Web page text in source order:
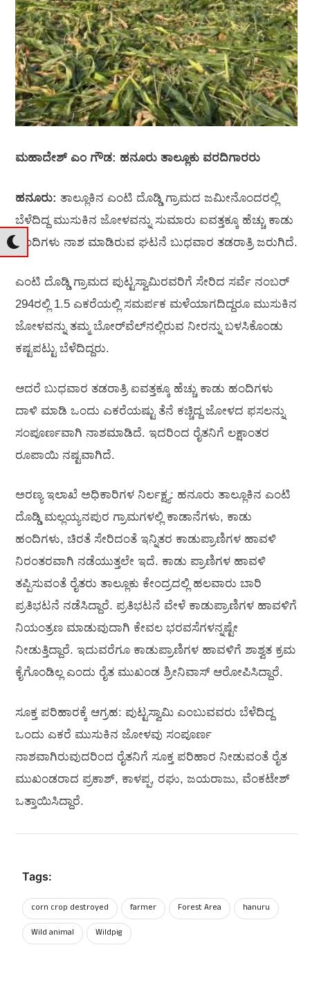
ಮಹಾದೇಶ್‌ ಎಂ ಗೌಡ: ಹನೂರು ತಾಲ್ಲೂಕು ವರದಿಗಾರರು
ಹನೂರು: ತಾಲ್ಲೂಕಿನ ಎಂಟಿ ದೊಡ್ಡಿ ಗ್ರಾಮದ ಜಮೀನೊಂದರಲ್ಲಿ
ಬೆಳೆದಿದ್ದ ಮುಸುಕಿನ ಜೋಳವನ್ನು ಸುಮಾರು ಐವತ್ತಕ್ಕೂ ಹೆಚ್ಚು ಕಾಡು
ಹಂದಿಗಳು ನಾಶ ಮಾಡಿರುವ ಘಟನೆ ಬುಧವಾರ ತಡರಾತ್ರಿ ಜರುಗಿದೆ.
ಎಂಟಿ ದೊಡ್ಡಿ ಗ್ರಾಮದ ಪುಟ್ಟಸ್ವಾಮಿರವರಿಗೆ ಸೇರಿದ ಸರ್ವೆ ನಂಬರ್
294ರಲ್ಲಿ 1.5 ಎಕರೆಯಲ್ಲಿ ಸಮರ್ಪಕ ಮಳೆಯಾಗದಿದ್ದರೂ ಮುಸುಕಿನ
ಜೋಳವನ್ನು ತಮ್ಮ ಬೋರ್‌ವೆಲ್‌ನಲ್ಲಿರುವ ನೀರನ್ನು ಬಳಸಿಕೊಂಡು
ಕಷ್ಟಪಟ್ಟು ಬೆಳೆದಿದ್ದರು.
ಆದರೆ ಬುಧವಾರ ತಡರಾತ್ರಿ ಐವತ್ತಕ್ಕೂ ಹೆಚ್ಚು ಕಾಡು ಹಂದಿಗಳು
ದಾಳಿ ಮಾಡಿ ಒಂದು ಎಕರೆಯಷ್ಟು ತೆನೆ ಕಚ್ಚಿದ್ದ ಜೋಳದ ಫಸಲನ್ನು
ಸಂಪೂರ್ಣವಾಗಿ ನಾಶಮಾಡಿದೆ. ಇದರಿಂದ ರೈತನಿಗೆ ಲಕ್ಷಾಂತರ
ರೂಪಾಯಿ ನಷ್ಟವಾಗಿದೆ.
ಅರಣ್ಯ ಇಲಾಖೆ ಅಧಿಕಾರಿಗಳ ನಿರ್ಲಕ್ಷ್ಯ: ಹನೂರು ತಾಲ್ಲೂಕಿನ ಎಂಟಿ
ದೊಡ್ಡಿ ಮಲ್ಲಯ್ಯನಪುರ ಗ್ರಾಮಗಳಲ್ಲಿ ಕಾಡಾನೆಗಳು, ಕಾಡು
ಹಂದಿಗಳು, ಚಿರತೆ ಸೇರಿದಂತೆ ಇನ್ನಿತರ ಕಾಡುಪ್ರಾಣಿಗಳ ಹಾವಳಿ
ನಿರಂತರವಾಗಿ ನಡೆಯುತ್ತಲೇ ಇದೆ. ಕಾಡು ಪ್ರಾಣಿಗಳ ಹಾವಳಿ
ತಪ್ಪಿಸುವಂತೆ ರೈತರು ತಾಲ್ಲೂಕು ಕೇಂದ್ರದಲ್ಲಿ ಹಲವಾರು ಬಾರಿ
ಪ್ರತಿಭಟನೆ ನಡೆಸಿದ್ದಾರೆ. ಪ್ರತಿಭಟನೆ ವೇಳೆ ಕಾಡುಪ್ರಾಣಿಗಳ ಹಾವಳಿಗೆ
ನಿಯಂತ್ರಣ ಮಾಡುವುದಾಗಿ ಕೇವಲ ಭರವಸೆಗಳನ್ನಷ್ಟೇ
ನೀಡುತ್ತಿದ್ದಾರೆ. ಇದುವರೆಗೂ ಕಾಡುಪ್ರಾಣಿಗಳ ಹಾವಳಿಗೆ ಶಾಶ್ವತ ಕ್ರಮ
ಕೈಗೊಂಡಿಲ್ಲ ಎಂದು ರೈತ ಮುಖಂಡ ಶ್ರೀನಿವಾಸ್ ಆರೋಪಿಸಿದ್ದಾರೆ.
ಸೂಕ್ತ ಪರಿಹಾರಕ್ಕೆ ಆಗ್ರಹ: ಪುಟ್ಟಸ್ವಾಮಿ ಎಂಬುವವರು ಬೆಳೆದಿದ್ದ
ಒಂದು ಎಕರೆ ಮುಸುಕಿನ ಜೋಳವು ಸಂಪೂರ್ಣ
ನಾಶವಾಗಿರುವುದರಿಂದ ರೈತನಿಗೆ ಸೂಕ್ತ ಪರಿಹಾರ ನೀಡುವಂತೆ ರೈತ
ಮುಖಂಡರಾದ ಪ್ರಕಾಶ್, ಕಾಳಪ್ಪ, ರಘು, ಜಯರಾಜು, ವೆಂಕಟೇಶ್
ಒತ್ತಾಯಿಸಿದ್ದಾರೆ.
Tags:
corn crop destroyed farmer Forest Area
hanuru
Wild animal
Wildpig